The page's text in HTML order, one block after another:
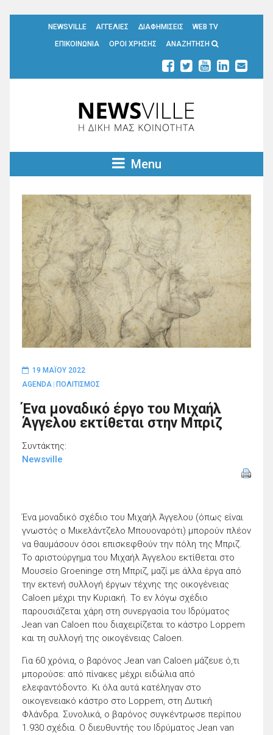
NEWSVILLE ΑΓΓΕΛΙΕΣ ΔΙΑΦΗΜΙΣΕΙΣ
WEB TV
ΕΠΙΚΟΙΝΩΝΙΑ
ΟΡΟΙ ΧΡΗΣΗΣ ΑΝΑΖΗΤΗΣΗ
Menu
19 ΜΑΪ́ΟΥ 2022
AGENDA
ΠΟΛΙΤΙΣΜΟΣ
Ένα μοναδικό έργο του Μιχαήλ
Άγγελου εκτίθεται στην Μπριζ
Συντάκτης:
Newsville
Ένα μοναδικό σχέδιο του Μιχαήλ Άγγελου (όπως είναι
γνωστός ο Μικελάντζελο Μπουοναρότι) μπορούν πλέον
να θαυμάσουν όσοι επισκεφθούν την πόλη της Μπριζ.
Το αριστούργημα του Μιχαήλ Άγγελου εκτίθεται στο
Μουσείο Groeninge στη Μπριζ, μαζί με άλλα έργα από
την εκτενή συλλογή έργων τέχνης της οικογένειας
Caloen μέχρι την Κυριακή. Το εν λόγω σχέδιο
παρουσιάζεται χάρη στη συνεργασία του Ιδρύματος
Jean van Caloen που διαχειρίζεται το κάστρο Loppem
και τη συλλογή της οικογένειας Caloen.
Για 60 χρόνια, ο βαρόνος Jean van Caloen μάζευε ό,τι
μπορούσε: από πίνακες μέχρι ειδώλια από
ελεφαντόδοντο. Κι όλα αυτά κατέληγαν στο
οικογενειακό κάστρο στο Loppem, στη Δυτική
Φλάνδρα. Συνολικά, ο βαρόνος συγκέντρωσε περίπου
1.930 σχέδια. Ο διευθυντής του Ιδρύματος Jean van